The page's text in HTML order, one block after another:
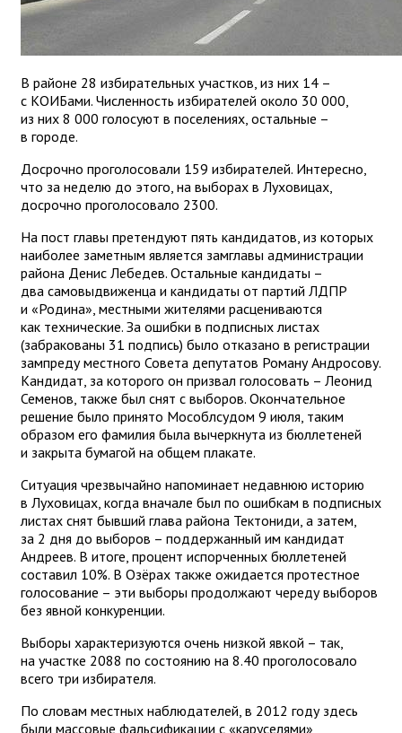
В районе 28 избирательных участков, из них 14 –
с КОИБами. Численность избирателей около 30 000,
из них 8 000 голосуют в поселениях, остальные –
в городе.
Досрочно проголосовали 159 избирателей. Интересно,
что за неделю до этого, на выборах в Луховицах,
досрочно проголосовало 2300.
На пост главы претендуют пять кандидатов, из которых
наиболее заметным является замглавы администрации
района Денис Лебедев. Остальные кандидаты –
два самовыдвиженца и кандидаты от партий ЛДПР
и «Родина», местными жителями расцениваются
как технические. За ошибки в подписных листах
(забракованы 31 подпись) было отказано в регистрации
зампреду местного Совета депутатов Роману Андросову.
Кандидат, за которого он призвал голосовать – Леонид
Семенов, также был снят с выборов. Окончательное
решение было принято Мособлсудом 9 июля, таким
образом его фамилия была вычеркнута из бюллетеней
и закрыта бумагой на общем плакате.
Ситуация чрезвычайно напоминает недавнюю историю
в Луховицах, когда вначале был по ошибкам в подписных
листах снят бывший глава района Тектониди, а затем,
за 2 дня до выборов – поддержанный им кандидат
Андреев. В итоге, процент испорченных бюллетеней
составил 10%. В Озёрах также ожидается протестное
голосование – эти выборы продолжают череду выборов
без явной конкуренции.
Выборы характеризуются очень низкой явкой – так,
на участке 2088 по состоянию на 8.40 проголосовало
всего три избирателя.
По словам местных наблюдателей, в 2012 году здесь
были массовые фальсификации с «каруселями»